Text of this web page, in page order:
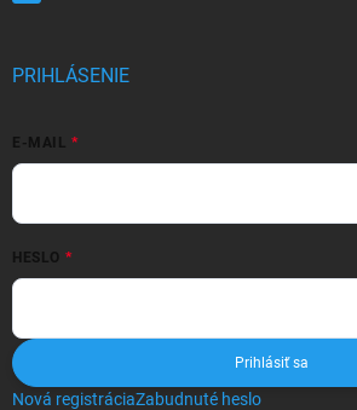
PRIHLÁSENIE
E-MAIL
HESLO
Prihlásiť sa
Nová registráciaZabudnuté heslo